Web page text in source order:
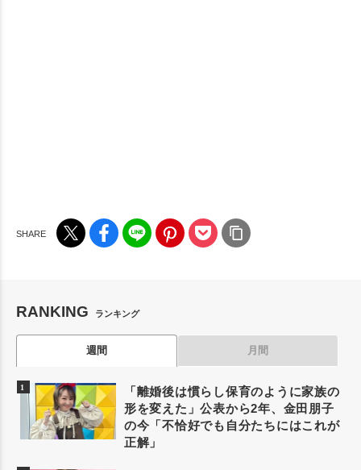
RANKING ランキング
週間 月間
「離婚後は慣らし保育のように家族の
形を変えた」公表から2年、金田朋子
の今「不恰好でも自分たちにはこれが
正解」